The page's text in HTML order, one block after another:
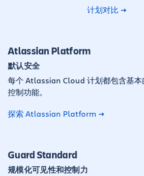
计划对比
Atlassian Platform
默认安全
每个 Atlassian Cloud 计划都包含基本
控制功能。
探索 Atlassian Platform
Guard Standard
规模化可见性和控制力